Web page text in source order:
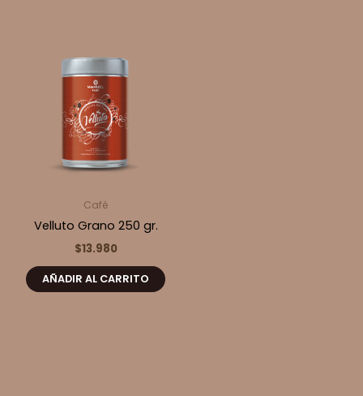
Café
Velluto Grano 250 gr.
$13.980
AÑADIR AL CARRITO